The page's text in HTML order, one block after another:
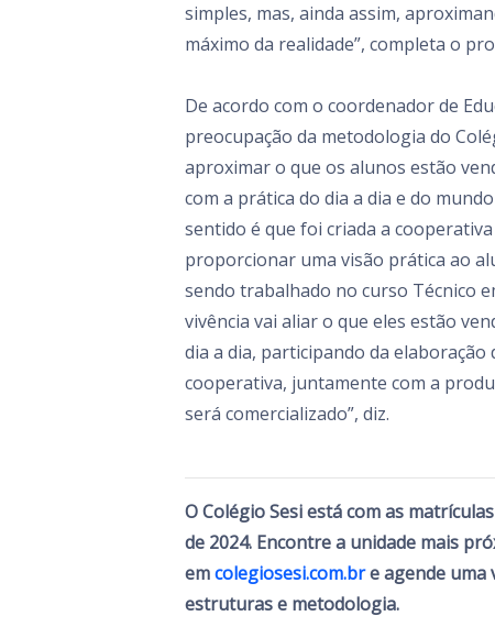
simples, mas, ainda assim,
máximo da realidade”, completa o
De acordo com o coordenador de
preocupação da metodologia do
aproximar o que os alunos estão
com a prática do dia a dia e do
sentido é que foi criada a
proporcionar uma visão prática ao
sendo trabalhado no curso Técnico
vivência vai aliar o que eles estão
dia a dia, participando da
cooperativa, juntamente com a
será comercializado”, diz.
O Colégio Sesi está com as
de 2024. Encontre a unidade mais
emcolegiosesi.com.bre agende uma
estruturas e metodologia.